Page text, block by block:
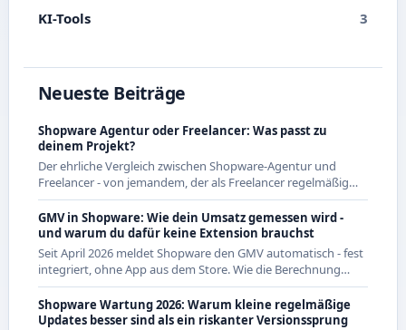
KI-Tools 3
Neueste Beiträge
Shopware Agentur oder Freelancer: Was passt zu
deinem Projekt?
Der ehrliche Vergleich zwischen Shopware-Agentur und
Freelancer - von jemandem, der als Freelancer regelmäßig
mit Agenturen zusammenarbeitet und beide Seiten kennt.
GMV in Shopware: Wie dein Umsatz gemessen wird -
und warum du dafür keine Extension brauchst
Seit April 2026 meldet Shopware den GMV automatisch - fest
integriert, ohne App aus dem Store. Wie die Berechnung
genau funktioniert und was das für CE-Händler bedeutet.
Shopware Wartung 2026: Warum kleine regelmäßige
Updates besser sind als ein riskanter Versionssprung